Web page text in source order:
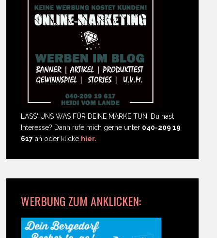
LASS' UNS WAS FÜR DEINE MARKE TUN! Du hast
Interesse? Dann rufe mich gerne unter 040-209 19
617 an oder klicke hier.
WERBUNG ZUM ANKLICKEN: